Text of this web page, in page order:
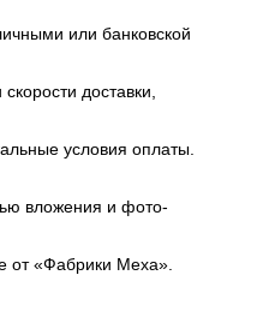
или банковской
доставки,
условия оплаты.
вложения и фото-
от «Фабрики Меха».